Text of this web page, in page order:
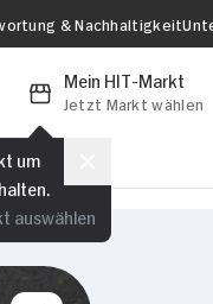
& Nachhaltigkeit
Mein HIT-Markt
Jetzt Markt wählen
um
auswählen